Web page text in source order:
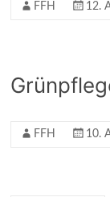
FFH 12.
FFH 10.